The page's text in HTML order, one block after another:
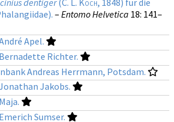
dentiger(C. L. Koch, 1848) für die
– Entomo Helvetica 18: 141–
Apel.
Richter.
Andreas Herrmann, Potsdam.
Jakobs.
Sumser.